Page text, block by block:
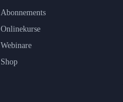
Abonnements
Onlinekurse
Webinare
Shop